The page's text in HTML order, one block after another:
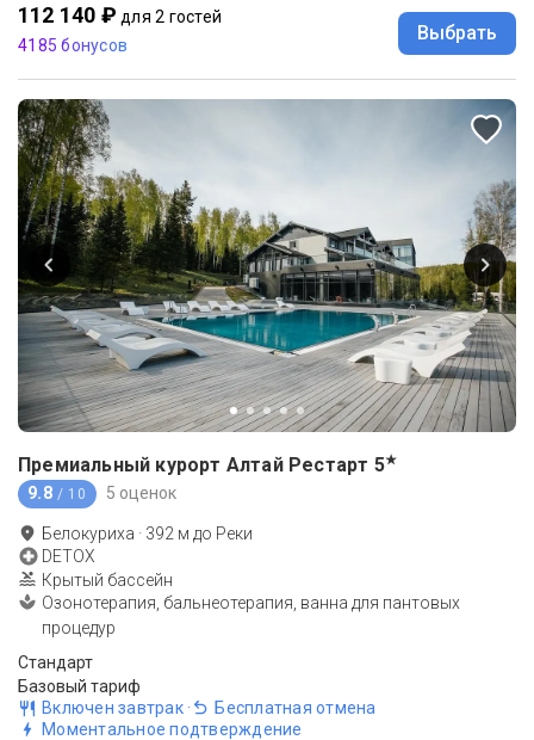
112 140 ₽ для 2 гостей
4185 бонусов
Выбрать
Премиальный курорт Алтай Рестарт 5★
9.8 / 10 5 оценок
Белокуриха · 392 м до Реки
DETOX
Крытый бассейн
Озонотерапия, бальнеотерапия, ванна для пантовых
процедур
Стандарт
Базовый тариф
Включен завтрак·
Бесплатная отмена
Моментальное подтверждение